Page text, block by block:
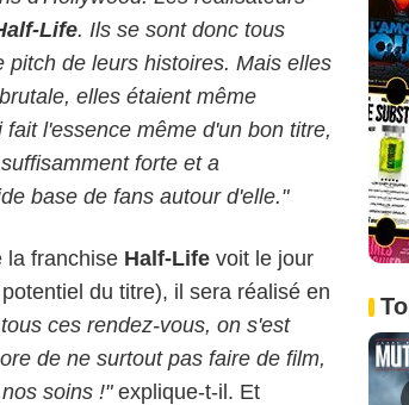
Life. Ils se sont donc tous
de leurs histoires. Mais elles
elles étaient même
l'essence même d'un bon titre,
forte et a
base de fans autour d'elle."
la franchise Half-Life voit le jour
du titre), il sera réalisé en
ces rendez-vous, on s'est
de ne surtout pas faire de film,
soins !"explique-t-il. Et